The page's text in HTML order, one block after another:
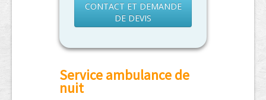
CONTACT ET DEMANDE
DE DEVIS
Service ambulance de
nuit